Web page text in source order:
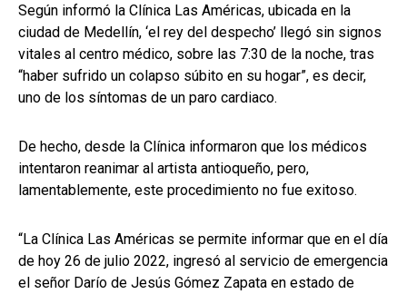
Según informó la Clínica Las Américas, ubicada en la
ciudad de Medellín, ‘el rey del despecho’ llegó sin signos
vitales al centro médico, sobre las 7:30 de la noche, tras
“haber sufrido un colapso súbito en su hogar”, es decir,
uno de los síntomas de un paro cardiaco.
De hecho, desde la Clínica informaron que los médicos
intentaron reanimar al artista antioqueño, pero,
lamentablemente, este procedimiento no fue exitoso.
“La Clínica Las Américas se permite informar que en el día
de hoy 26 de julio 2022, ingresó al servicio de emergencia
el señor Darío de Jesús Gómez Zapata en estado de